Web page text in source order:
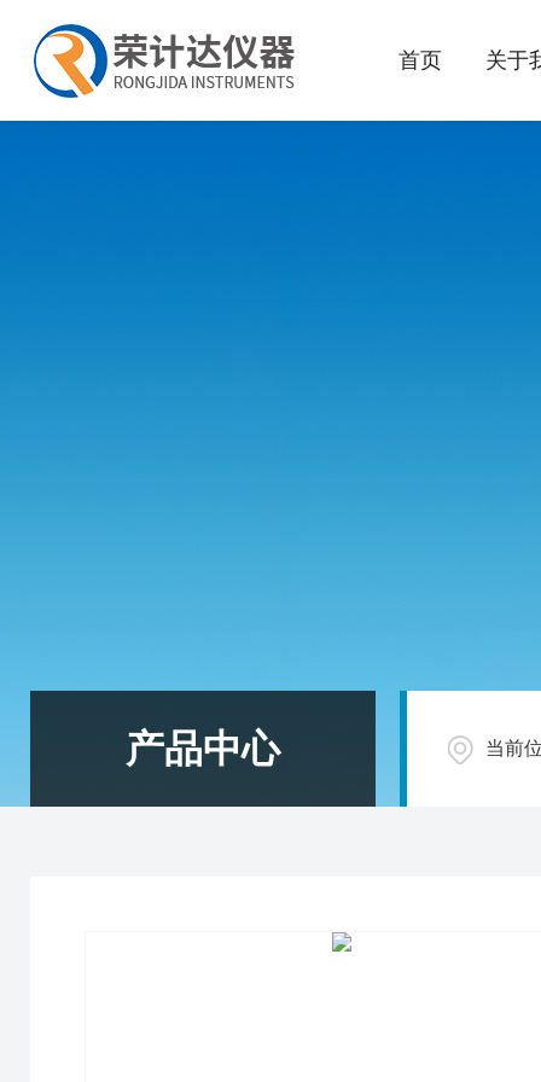
首页 关于
产品中心 当前